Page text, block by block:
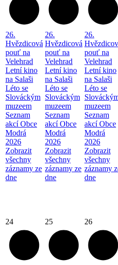
26.
Hvězdicová
pouť na
Velehrad
Letní kino
na Salaši
Léto se
Slováckým
muzeem
Seznam
akcí Obce
Modrá
2026
Zobrazit
všechny
záznamy ze
dne
26.
Hvězdicová
pouť na
Velehrad
Letní kino
na Salaši
Léto se
Slováckým
muzeem
Seznam
akcí Obce
Modrá
2026
Zobrazit
všechny
záznamy ze
dne
26.
pouť na
Velehrad
Letní kino
na Salaši
Léto se
muzeem
Seznam
akcí Obce
Modrá
2026
Zobrazit
všechny
záznamy
dne
24
25 26